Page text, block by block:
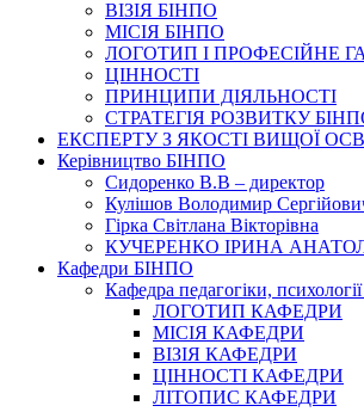
ВІЗІЯ БІНПО
МІСІЯ БІНПО
ЛОГОТИП І ПРОФЕСІЙНЕ
ЦІННОСТІ
ПРИНЦИПИ ДІЯЛЬНОСТІ
СТРАТЕГІЯ РОЗВИТКУ
ЕКСПЕРТУ З ЯКОСТІ ВИЩОЇ
Керівництво БІНПО
Сидоренко В.В – директор
Кулішов Володимир
Гірка Світлана Вікторівна
КУЧЕРЕНКО ІРИНА
Кафедри БІНПО
Кафедра педагогіки,
ЛОГОТИП КАФЕДРИ
МІСІЯ КАФЕДРИ
ВІЗІЯ КАФЕДРИ
ЦІННОСТІ КАФЕДРИ
ЛІТОПИС КАФЕДРИ